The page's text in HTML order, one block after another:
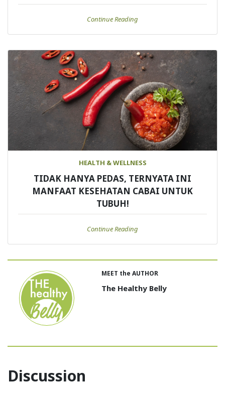
Continue Reading
HEALTH & WELLNESS
TIDAK HANYA PEDAS, TERNYATA INI
MANFAAT KESEHATAN CABAI UNTUK
TUBUH!
Continue Reading
MEET the AUTHOR
The Healthy Belly
Discussion